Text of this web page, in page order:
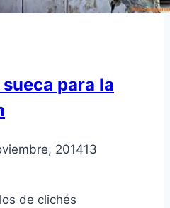
para la
201413
de clichés